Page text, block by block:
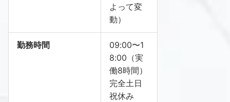
よって変
動）
勤務時間
09:00〜1
8:00（実
働8時間）
完全土日
祝休み